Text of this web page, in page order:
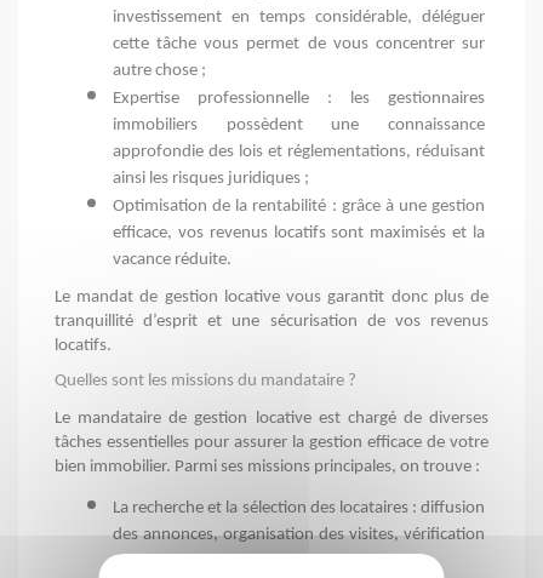
investissement en temps considérable, déléguer
cette tâche vous permet de vous concentrer sur
autre chose ;
Expertise professionnelle : les gestionnaires
immobiliers possèdent une connaissance
approfondie des lois et réglementations, réduisant
ainsi les risques juridiques ;
Optimisation de la rentabilité : grâce à une gestion
efficace, vos revenus locatifs sont maximisés et la
vacance réduite.
Le mandat de gestion locative vous garantit donc plus de
tranquillité d’esprit et une sécurisation de vos revenus
locatifs.
Quelles sont les missions du mandataire ?
Le mandataire de gestion locative est chargé de diverses
tâches essentielles pour assurer la gestion efficace de votre
bien immobilier. Parmi ses missions principales, on trouve :
La recherche et la sélection des locataires : diffusion
des annonces, organisation des visites, vérification
de la solvabilité des candidats ;